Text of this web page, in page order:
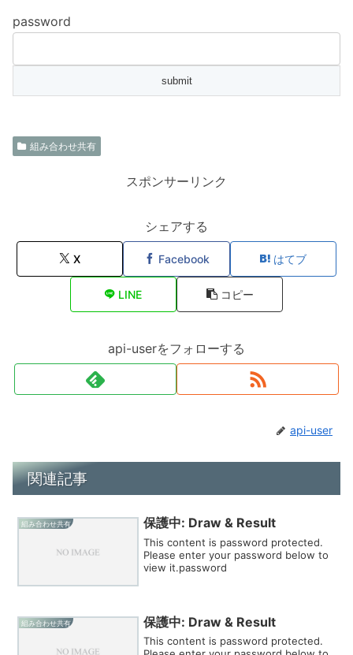
password
組み合わせ共有
スポンサーリンク
シェアする
X Facebook はてブ
LINE コピー
api-userをフォローする
api-user
関連記事
組み合わせ共有 保護中: Draw & Result
This content is password protected.
Please enter your password below to
view it.password
組み合わせ共有 保護中: Draw & Result
This content is password protected.